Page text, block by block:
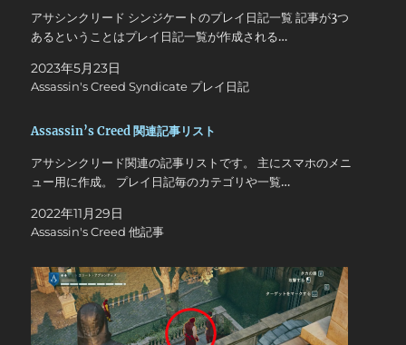
アサシンクリード シンジケートのプレイ日記一覧 記事が3つ
あるということはプレイ日記一覧が作成される…
2023年5月23日
Assassin's Creed Syndicate プレイ日記
Assassin’s Creed 関連記事リスト
アサシンクリード関連の記事リストです。 主にスマホのメニ
ュー用に作成。 プレイ日記毎のカテゴリや一覧…
2022年11月29日
Assassin's Creed 他記事